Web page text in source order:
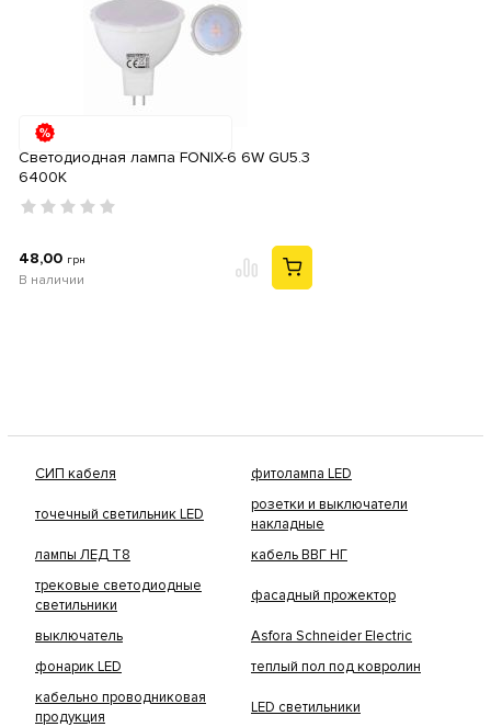
Светодиодная лампа FONIX-6 6W GU5.3
6400К
48,00 грн
В наличии
СИП кабеля фитолампа LED
точечный светильник LED
розетки и выключатели
накладные
лампы ЛЕД Т8
кабель ВВГ НГ
трековые светодиодные
светильники
фасадный прожектор
выключатель
Asfora Schneider Electric
фонарик LED
теплый пол под ковролин
кабельно проводниковая
продукция
LED светильники